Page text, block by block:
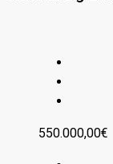
550.000,00€